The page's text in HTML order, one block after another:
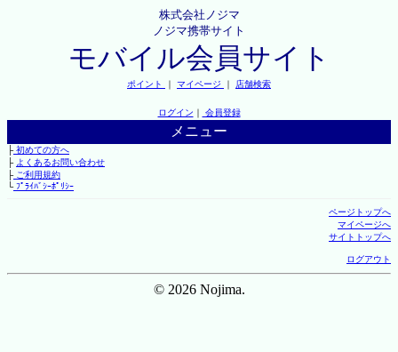
株式会社ノジマ
ノジマ携帯サイト
モバイル会員サイト
ポイント ｜ マイページ ｜ 店舗検索
ログイン ｜ 会員登録
メニュー
├初めての方へ
├ よくあるお問い合わせ
├ご利用規約
└ﾌﾟﾗｲﾊﾞｼｰﾎﾟﾘｼｰ
ページトップへ
マイページへ
サイトトップへ
ログアウト
© 2026 Nojima.